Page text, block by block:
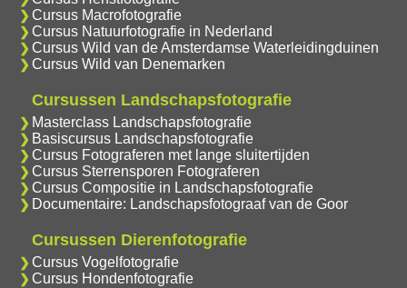
Cursus Macrofotografie
Cursus Natuurfotografie in Nederland
Cursus Wild van de Amsterdamse Waterleidingduinen
Cursus Wild van Denemarken
Cursussen Landschapsfotografie
Masterclass Landschapsfotografie
Basiscursus Landschapsfotografie
Cursus Fotograferen met lange sluitertijden
Cursus Sterrensporen Fotograferen
Cursus Compositie in Landschapsfotografie
Documentaire: Landschapsfotograaf van de Goor
Cursussen Dierenfotografie
Cursus Vogelfotografie
Cursus Hondenfotografie